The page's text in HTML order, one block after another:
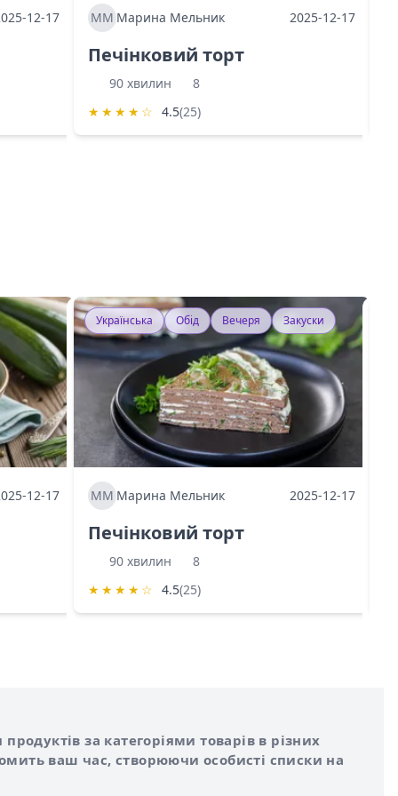
12-17 МММарина Мельник 2025-12-17
Печінковий торт
90 хвилин
8
★ ★ ★ ★ ☆ 4.5(25)
12-17
Українська Обід Вечеря Закуски
МММарина Мельник 2025-12-17
Печінковий торт
90 хвилин
8
★ ★ ★ ★ ☆ 4.5(25)
за категоріями товарів в різних
ваш час, створюючи особисті списки на